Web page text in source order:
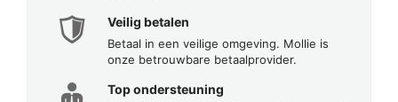
Veilig betalen
Betaal in een veilige omgeving. Mollie is
onze betrouwbare betaalprovider.
Top ondersteuning